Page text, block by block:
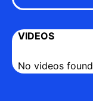
VIDEOS
No videos found